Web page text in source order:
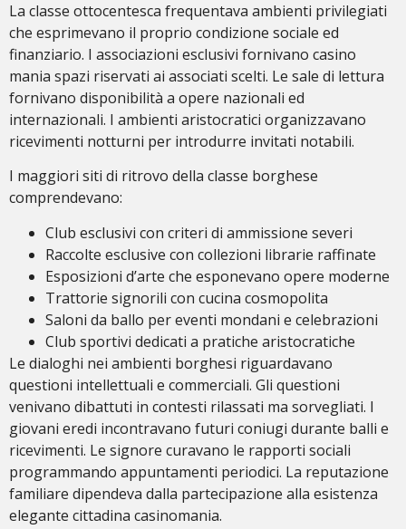
La classe ottocentesca frequentava ambienti privilegiati
che esprimevano il proprio condizione sociale ed
finanziario. I associazioni esclusivi fornivano casino
mania spazi riservati ai associati scelti. Le sale di lettura
fornivano disponibilità a opere nazionali ed
internazionali. I ambienti aristocratici organizzavano
ricevimenti notturni per introdurre invitati notabili.
I maggiori siti di ritrovo della classe borghese
comprendevano:
Club esclusivi con criteri di ammissione severi
Raccolte esclusive con collezioni librarie raffinate
Esposizioni d’arte che esponevano opere moderne
Trattorie signorili con cucina cosmopolita
Saloni da ballo per eventi mondani e celebrazioni
Club sportivi dedicati a pratiche aristocratiche
Le dialoghi nei ambienti borghesi riguardavano
questioni intellettuali e commerciali. Gli questioni
venivano dibattuti in contesti rilassati ma sorvegliati. I
giovani eredi incontravano futuri coniugi durante balli e
ricevimenti. Le signore curavano le rapporti sociali
programmando appuntamenti periodici. La reputazione
familiare dipendeva dalla partecipazione alla esistenza
elegante cittadina casinomania.